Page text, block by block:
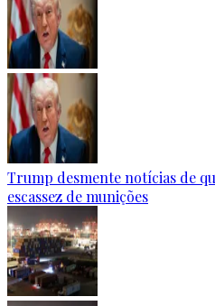
Trump desmente notícias de
escassez de munições